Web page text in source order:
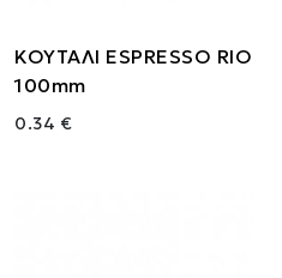
ΚΟΥΤΑΛΙ ESPRESSO RIO
100mm
0.34 €